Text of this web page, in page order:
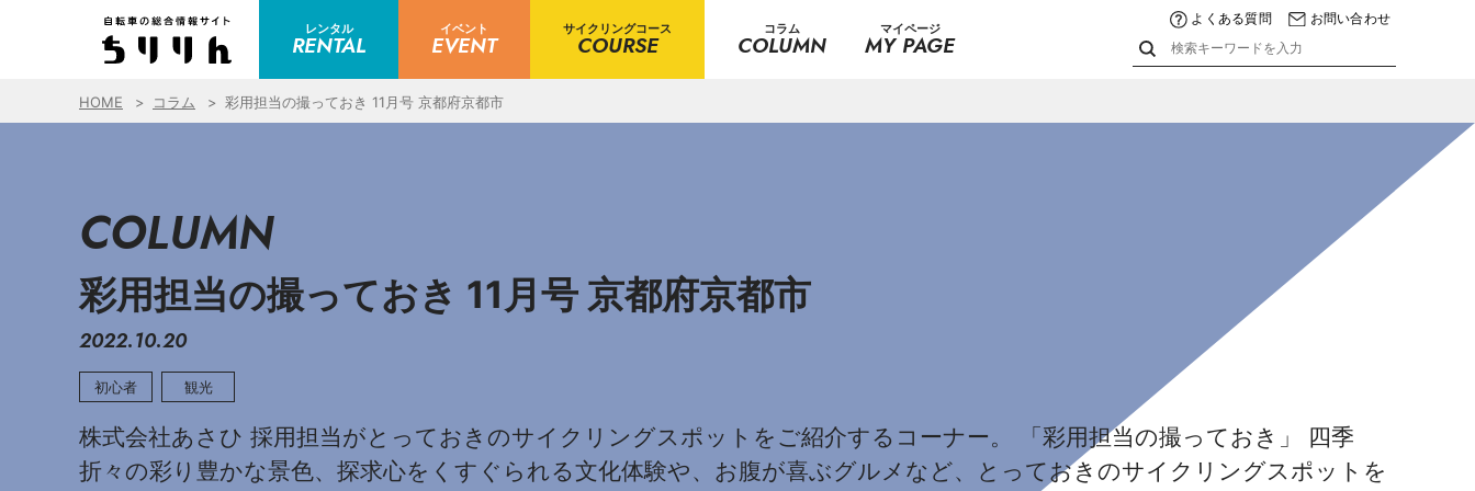
レンタル
RENTAL
イベント
EVENT
サイクリングコース
COURSE
コラム
COLUMN
マイページ
MY PAGE
よくある質問 お問い合わせ
HOME コラム 彩用担当の撮っておき 11月号 京都府京都市
COLUMN
彩用担当の撮っておき 11月号 京都府京都市
2022.10.20
初心者 観光
株式会社あさひ 採用担当がとっておきのサイクリングスポットをご紹介するコーナー。 「彩用担当の撮っておき」 四季
折々の彩り豊かな景色、探求心をくすぐられる文化体験や、お腹が喜ぶグルメなど、とっておきのサイクリングスポットを